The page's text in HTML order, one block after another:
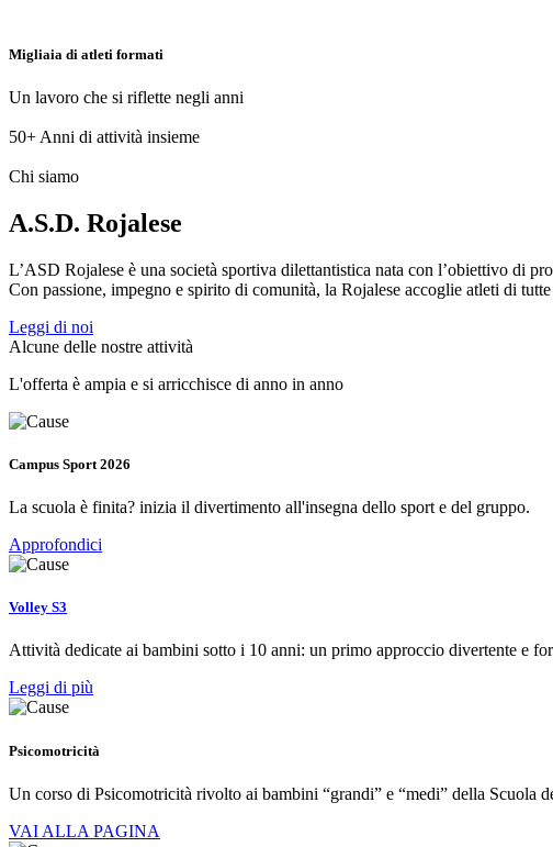
Migliaia di atleti formati
Un lavoro che si riflette negli anni
50+ Anni di attività insieme
Chi siamo
A.S.D. Rojalese
L’ASD Rojalese è una società sportiva dilettantistica nata con l’obiettivo di
Con passione, impegno e spirito di comunità, la Rojalese accoglie atleti di
Leggi di noi
Alcune delle nostre attività
L'offerta è ampia e si arricchisce di anno in anno
Campus Sport 2026
La scuola è finita? inizia il divertimento all'insegna dello sport e del gruppo.
Approfondici
Volley S3
Attività dedicate ai bambini sotto i 10 anni: un primo approccio divertente e
Leggi di più
Psicomotricità
Un corso di Psicomotricità rivolto ai bambini “grandi” e “medi” della Scuola
VAI ALLA PAGINA